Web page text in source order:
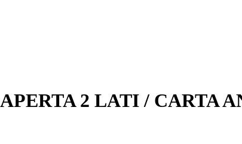
2 LATI / CARTA